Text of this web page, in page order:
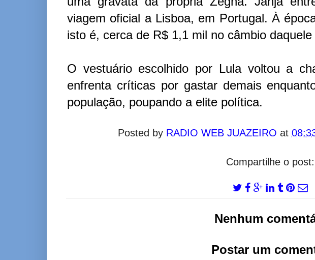
viagem oficial a Lisboa, em Portugal. À
isto é, cerca de R$ 1,1 mil no câmbio daquele
O vestuário escolhido por Lula voltou a
enfrenta críticas por gastar demais
população, poupando a elite política.
Posted by RADIO WEB JUAZEIRO at
Compartilhe o post:
Nenhum
Postar um